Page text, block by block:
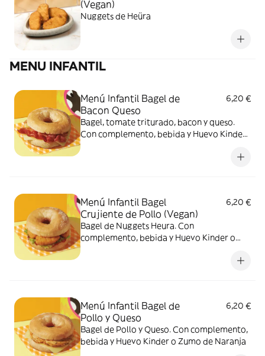
(Vegan)
Nuggets de Heüra
MENU INFANTIL
Menú Infantil Bagel de
Bacon Queso
6,20 €
Bagel, tomate triturado, bacon y queso.
Con complemento, bebida y Huevo Kinder
Menú Infantil Bagel
Crujiente de Pollo (Vegan)
6,20 €
Bagel de Nuggets Heura. Con
complemento, bebida y Huevo Kinder o
Menú Infantil Bagel de
Pollo y Queso
6,20 €
Bagel de Pollo y Queso. Con complemento,
bebida y Huevo Kinder o Zumo de Naranja